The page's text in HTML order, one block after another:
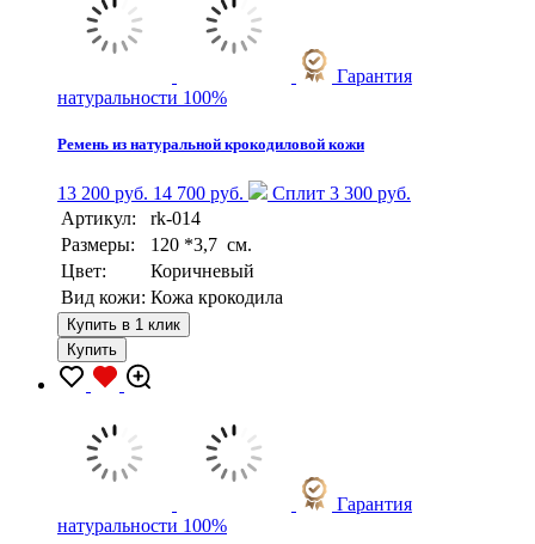
Гарантия
натуральности 100%
Ремень из натуральной крокодиловой кожи
13 200 руб. 14 700 руб.
Сплит 3 300 руб.
Артикул:
rk-014
Размеры:
120 *3,7 см.
Цвет:
Коричневый
Вид кожи: Кожа крокодила
Купить в 1 клик
Купить
Гарантия
натуральности 100%